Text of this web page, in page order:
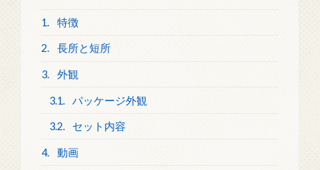
1. 特徴
2. 長所と短所
3. 外観
3.1. パッケージ外観
3.2. セット内容
4. 動画